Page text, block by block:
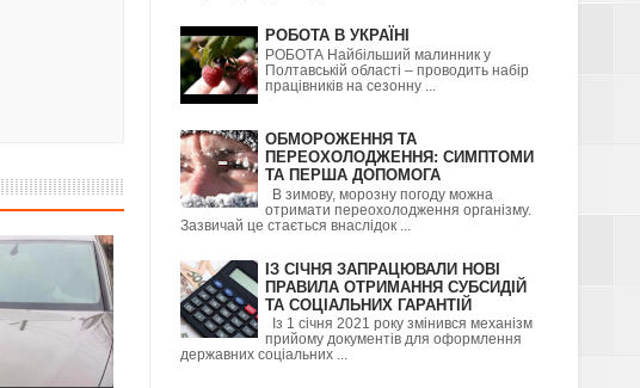
РОБОТА В УКРАЇНІ
РОБОТА Найбільший малинник у
Полтавській області – проводить набір
працівників на сезонну ...
ОБМОРОЖЕННЯ ТА
ПЕРЕОХОЛОДЖЕННЯ: СИМПТОМИ
ТА ПЕРША ДОПОМОГА
В зимову, морозну погоду можна
отримати переохолодження організму.
Зазвичай це стається внаслідок ...
ІЗ СІЧНЯ ЗАПРАЦЮВАЛИ НОВІ
ПРАВИЛА ОТРИМАННЯ СУБСИДІЙ
ТА СОЦІАЛЬНИХ ГАРАНТІЙ
Із 1 січня 2021 року змінився механізм
прийому документів для оформлення
державних соціальних ...